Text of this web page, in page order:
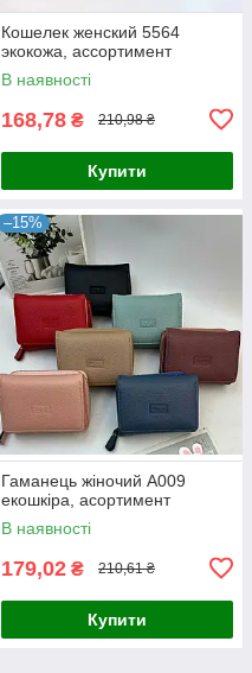
Кошелек женский 5564
экокожа, ассортимент
В наявності
168,78 ₴ 210,98 ₴
Купити
–15%
Гаманець жіночий А009
екошкіра, асортимент
В наявності
179,02 ₴ 210,61 ₴
Купити